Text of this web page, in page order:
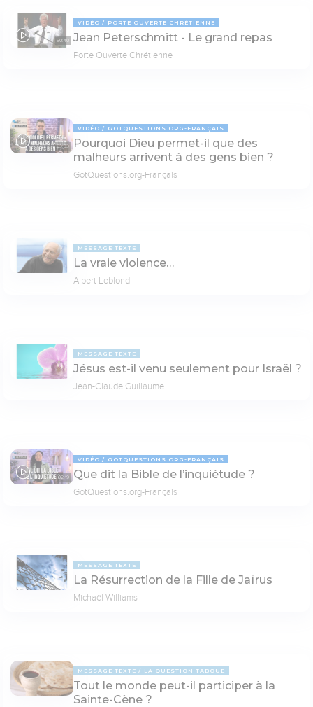
50:40
VIDÉO PORTE OUVERTE CHRÉTIENNE
Jean Peterschmitt - Le grand repas
Porte Ouverte Chrétienne
03:33
VIDÉO GOTQUESTIONS.ORG-FRANÇAIS
Pourquoi Dieu permet-il que des
malheurs arrivent à des gens bien ?
GotQuestions.org-Français
MESSAGE TEXTE
La vraie violence…
Albert Leblond
MESSAGE TEXTE
Jésus est-il venu seulement pour Israël ?
Jean-Claude Guillaume
02:19
VIDÉO GOTQUESTIONS.ORG-FRANÇAIS
Que dit la Bible de l’inquiétude ?
GotQuestions.org-Français
MESSAGE TEXTE
La Résurrection de la Fille de Jaïrus
Michaël Williams
MESSAGE TEXTE LA QUESTION TABOUE
Tout le monde peut-il participer à la
Sainte-Cène ?